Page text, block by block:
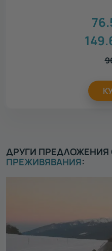
ДРУГИ ПРЕДЛОЖЕНИЯ
ПРЕЖИВЯВАНИЯ: